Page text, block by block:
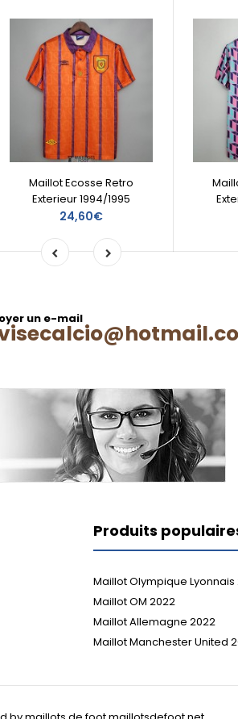
Maillot Ecosse Retro
Exterieur 1994/1995
24,60€
un e-mail
Produits
Maillot Olympique Lyonnais
Maillot OM 2022
Maillot Allemagne 2022
Maillot Manchester United